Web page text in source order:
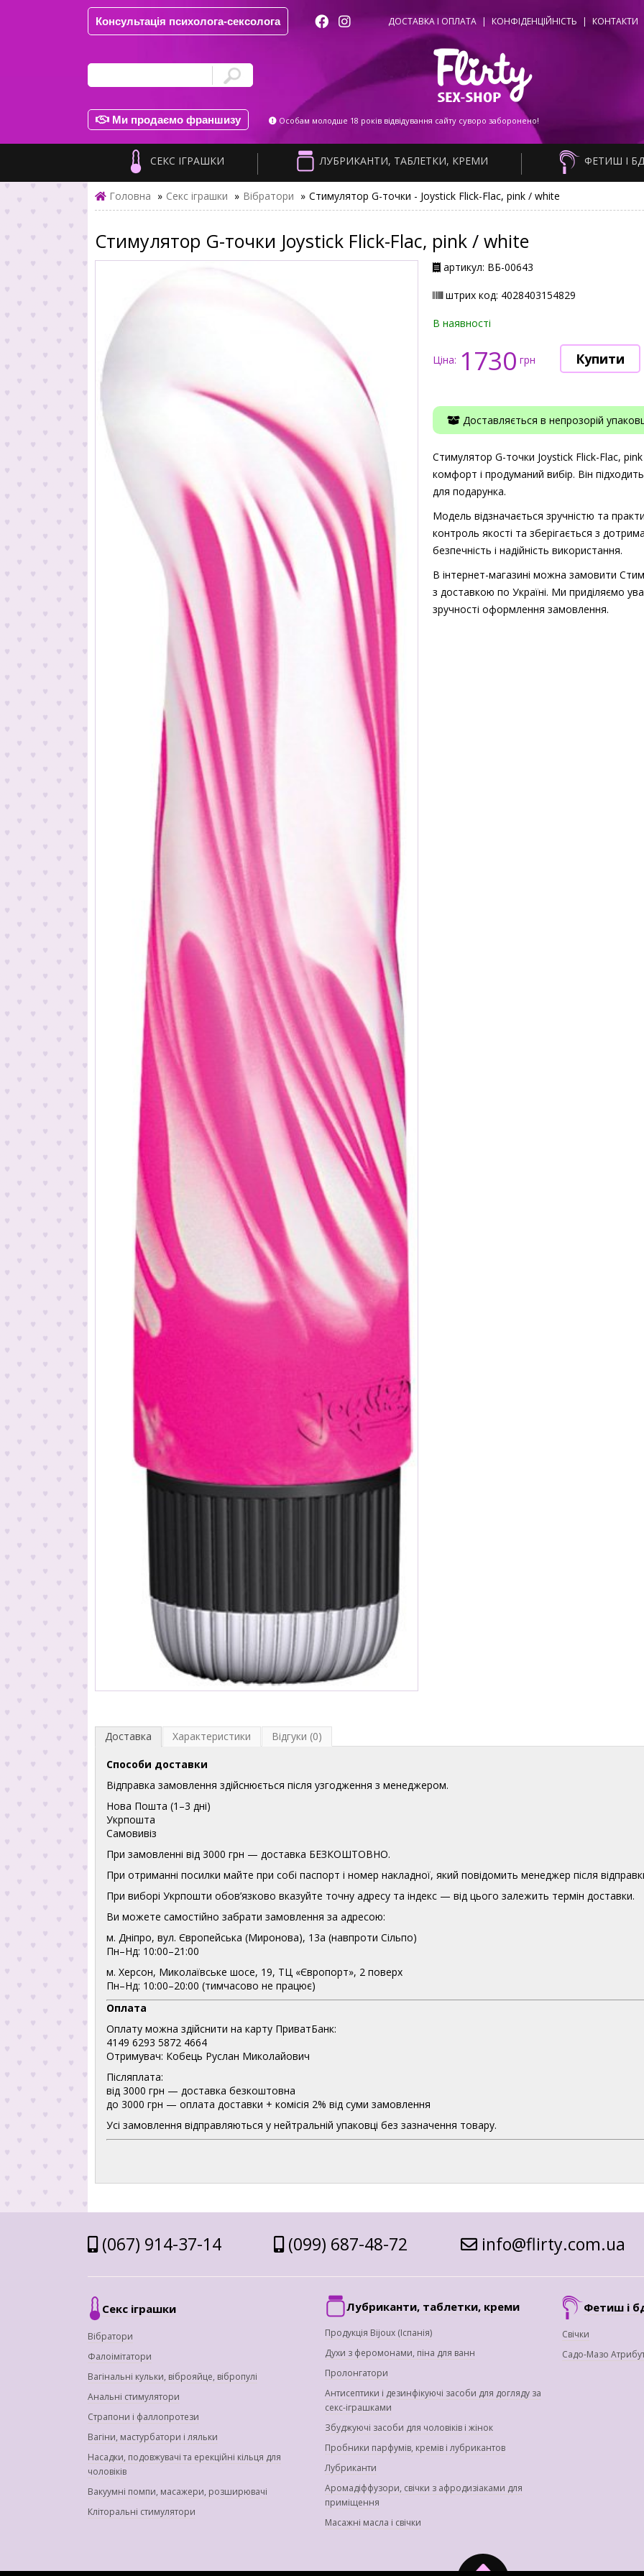
Консультація психолога-сексолога ДОСТАВКА І ОПЛАТА | КОНФІДЕНЦІЙНІСТЬ | КОНТАКТИ
Ми продаємо франшизу Особам молодше 18 років відвідування сайту суворо заборонено!
СЕКС ІГРАШКИ ЛУБРИКАНТИ, ТАБЛЕТКИ, КРЕМИ ФЕТИШ І
Головна » Секс іграшки » Вібратори » Стимулятор G-точки - Joystick Flick-Flac, pink / white
Стимулятор G-точки Joystick Flick-Flac, pink / white
артикул: ВБ-00643
штрих код: 4028403154829
В наявності
Ціна: 1730 грн
Доставляється в непрозорій
Стимулятор G-точки Joystick Flick-Flac,
комфорт і продуманий вибір. Він
для подарунка.
Модель відзначається зручністю та
контроль якості та зберігається з
безпечність і надійність використання.
В інтернет-магазині можна замовити
з доставкою по Україні. Ми приділяємо
зручності оформлення замовлення.
Доставка Характеристики Відгуки (0)
Способи доставки
Відправка замовлення здійснюється після узгодження з менеджером.
Нова Пошта (1–3 дні)
Укрпошта
Самовивіз
При замовленні від 3000 грн — доставка БЕЗКОШТОВНО.
При отриманні посилки майте при собі паспорт і номер накладної, який повідомить менеджер після
При виборі Укрпошти обов’язково вказуйте точну адресу та індекс — від цього залежить термін доставки.
Ви можете самостійно забрати замовлення за адресою:
м. Дніпро, вул. Європейська (Миронова), 13а (навпроти Сільпо)
Пн–Нд: 10:00–21:00
м. Херсон, Миколаївське шосе, 19, ТЦ «Європорт», 2 поверх
Пн–Нд: 10:00–20:00 (тимчасово не працює)
Оплата
Оплату можна здійснити на карту ПриватБанк:
4149 6293 5872 4664
Отримувач: Кобець Руслан Миколайович
Післяплата:
від 3000 грн — доставка безкоштовна
до 3000 грн — оплата доставки + комісія 2% від суми замовлення
Усі замовлення відправляються у нейтральній упаковці без зазначення товару.
(067) 914-37-14 (099) 687-48-72 info@flirty.com.ua
Секс іграшки
Вібратори
Фалоімітатори
Вагінальні кульки, віброяйце, вібропулі
Анальні стимулятори
Страпони і фаллопротези
Вагіни, мастурбатори і ляльки
Насадки, подовжувачі та ерекційні кільця для
чоловіків
Вакуумні помпи, масажери, розширювачі
Кліторальні стимулятори
Лубриканти, таблетки, креми
Продукція Bijoux (Іспанія)
Духи з феромонами, піна для ванн
Пролонгатори
Антисептики і дезинфікуючі засоби для догляду за
секс-іграшками
Збуджуючі засоби для чоловіків і жінок
Пробники парфумів, кремів і лубрикантов
Лубриканти
Аромадіффузори, свічки з афродизіаками для
приміщення
Масажні масла і свічки
Фетиш і
Свічки
Садо-Мазо